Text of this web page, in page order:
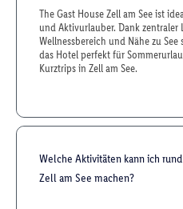
The Gast House Zell am See ist
und Aktivurlauber. Dank zentraler
Wellnessbereich und Nähe zu
das Hotel perfekt für
Kurztrips in Zell am See.
Welche Aktivitäten kann ich
Zell am See machen?